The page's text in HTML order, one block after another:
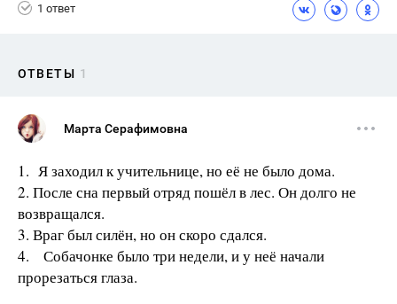
1 ответ
ОТВЕТЫ 1
Марта Серафимовна
1. Я заходил к учительнице, но её не было дома.
2. После сна первый отряд пошёл в лес. Он долго не
возвращался.
3. Враг был силён, но он скоро сдался.
4. Собачонке было три недели, и у неё начали
прорезаться глаза.